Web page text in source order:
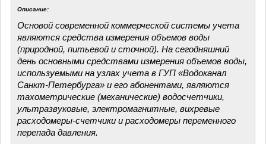
Описание:
Основой современной коммерческой системы учета
являются средства измерения объемов воды
(природной, питьевой и сточной). На сегодняшний
день основными средствами измерения объемов воды,
используемыми на узлах учета в ГУП «Водоканал
Санкт-Петербурга» и его абонентами, являются
тахометрические (механические) водосчетчики,
ультразвуковые, электромагнитные, вихревые
расходомеры-счетчики и расходомеры переменного
перепада давления.